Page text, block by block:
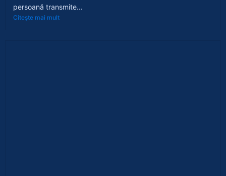
persoană transmite...
Citește mai mult